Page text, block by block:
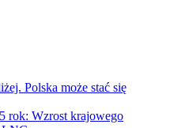
Polska może stać się
rok: Wzrost krajowego